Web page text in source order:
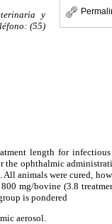
y
(55)
length for
the ophthalmic
animals were cured,
mg/bovine (3.8
is pondered
aerosol.